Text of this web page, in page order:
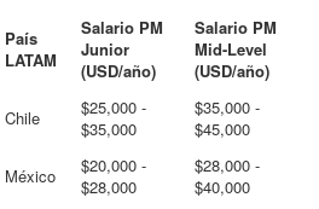
País
LATAM
Salario PM
Junior
(USD/año)
Salario PM
Mid-Level
(USD/año)
Chile
$25,000 -
$35,000
$35,000 -
$45,000
México
$20,000 -
$28,000
$28,000 -
$40,000